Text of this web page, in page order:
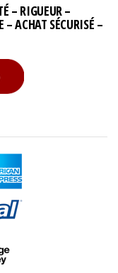
– RIGUEUR –
– ACHAT SÉCURISÉ –